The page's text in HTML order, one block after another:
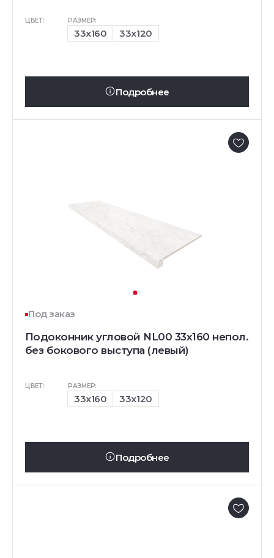
ЦВЕТ: РАЗМЕР:
33x160 33x120
Подробнее
Под заказ
Подоконник угловой NL00 33х160 непол.
без бокового выступа (левый)
ЦВЕТ: РАЗМЕР:
33x160 33x120
Подробнее